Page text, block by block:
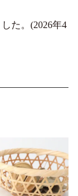
た。(2026年4